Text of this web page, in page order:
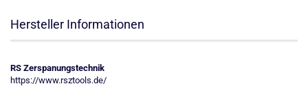
Hersteller Informationen
RS Zerspanungstechnik
https://www.rsztools.de/